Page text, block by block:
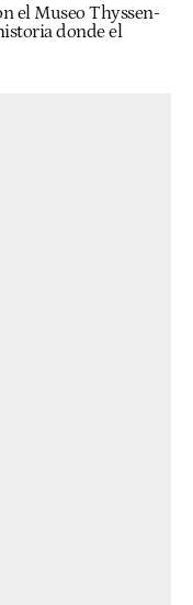
el Museo Thyssen-
donde el